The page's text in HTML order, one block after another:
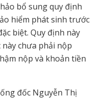
bổ sung quy định
hiểm phát sinh trước
biệt. Quy định này
này chưa phải nộp
nộp và khoản tiền
đốc Nguyễn Thị